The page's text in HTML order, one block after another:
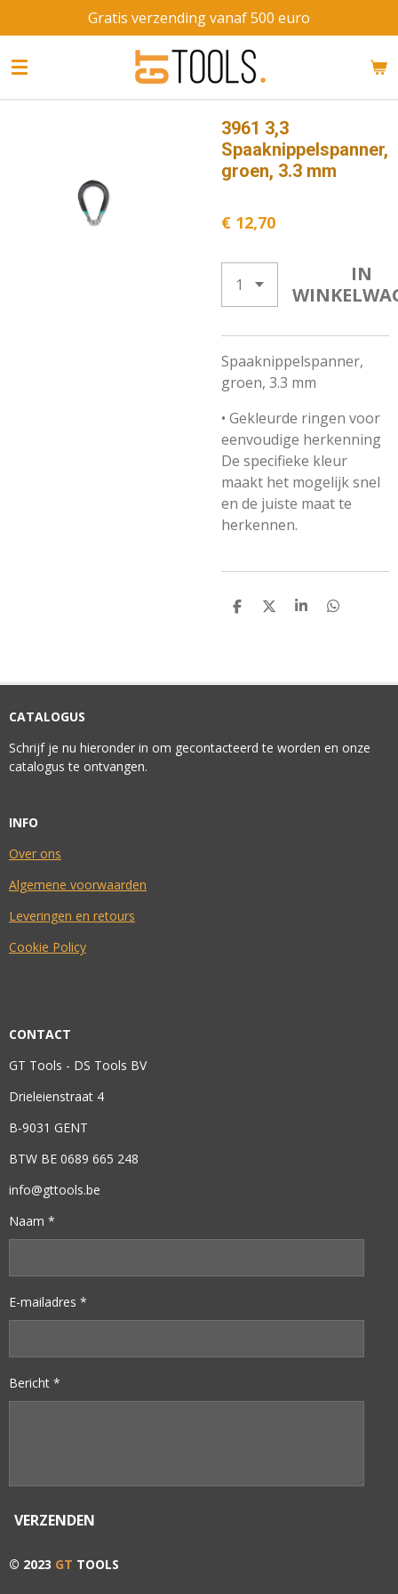
direct
naar
Gratis verzending vanaf 500 euro
3961 3,3
Spaaknippelspanner,
groen, 3.3 mm
€ 12,70
IN
Spaaknippelspanner,
groen, 3.3 mm
• Gekleurde ringen voor
eenvoudige herkenning
De specifieke kleur
maakt het mogelijk snel
en de juiste maat te
herkennen.
D
D
S
D
CATALOGUS
Schrijf je nu hieronder in om gecontacteerd te worden en onze
catalogus te ontvangen.
INFO
Over ons
Algemene voorwaarden
Leveringen en retours
Cookie Policy
CONTACT
GT Tools - DS Tools BV
Drieleienstraat 4
B-9031 GENT
BTW BE 0689 665 248
info@gttools.be
Naam *
E-mailadres *
Bericht *
VERZENDEN
© 2023 GT TOOLS